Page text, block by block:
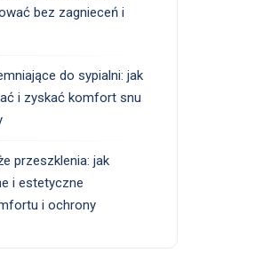
bez zagnieceń i
do sypialni: jak
i zyskać komfort snu
przeszklenia: jak
i estetyczne
i ochrony